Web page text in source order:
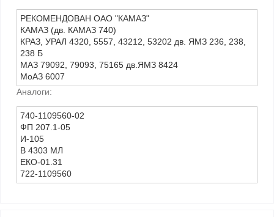
РЕКОМЕНДОВАН ОАО "КАМАЗ"
КАМАЗ (дв. КАМАЗ 740)
КРАЗ, УРАЛ 4320, 5557, 43212, 53202 дв. ЯМЗ 236, 238,
238 Б
МАЗ 79092, 79093, 75165 дв.ЯМЗ 8424
МоАЗ 6007
Аналоги:
740-1109560-02
ФП 207.1-05
И-105
В 4303 МЛ
ЕКО-01.31
722-1109560